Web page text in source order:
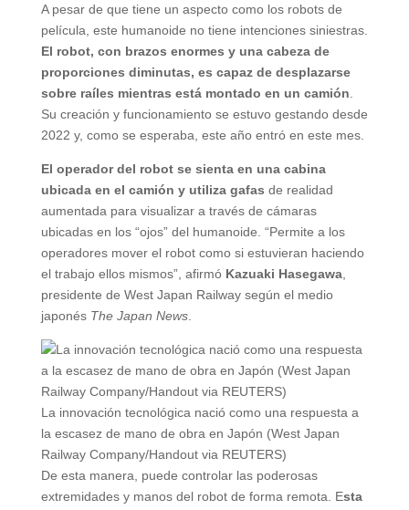
A pesar de que tiene un aspecto como los robots de
película, este humanoide no tiene intenciones siniestras.
El robot, con brazos enormes y una cabeza de
proporciones diminutas, es capaz de desplazarse
sobre raíles mientras está montado en un camión
Su creación y funcionamiento se estuvo gestando desde
2022 y, como se esperaba, este año entró en este mes.
El operador del robot se sienta en una cabina
ubicada en el camión y utiliza gafas de realidad
aumentada para visualizar a través de cámaras
ubicadas en los “ojos” del humanoide. “Permite a los
operadores mover el robot como si estuvieran haciendo
el trabajo ellos mismos”, afirmó Kazuaki Hasegawa,
presidente de West Japan Railway según el medio
japonés The Japan News.
La innovación tecnológica nació como una respuesta a
la escasez de mano de obra en Japón (West Japan
Railway Company/Handout via REUTERS)
De esta manera, puede controlar las poderosas
extremidades y manos del robot de forma remota. Esta